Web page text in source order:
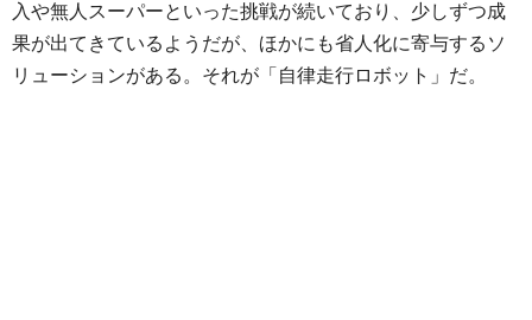
入や無人スーパーといった挑戦が続いており、少しずつ成
果が出てきているようだが、ほかにも省人化に寄与するソ
リューションがある。それが「自律走行ロボット」だ。